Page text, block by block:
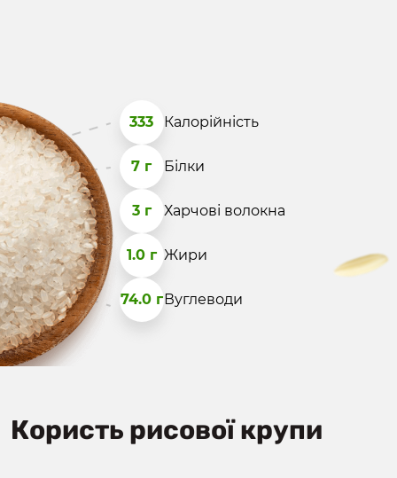
333 Калорійність
7 г Білки
3 г Харчові волокна
1.0 г Жири
74.0 гВуглеводи
Користь рисової крупи